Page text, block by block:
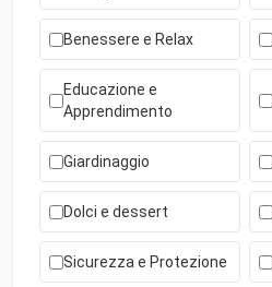
Benessere e Relax
Educazione e
Apprendimento
Giardinaggio
Dolci e dessert
Sicurezza e Protezione